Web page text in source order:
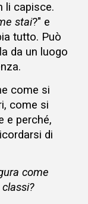
li capisce.
stai?" e
tutto. Può
da un luogo
come si
come si
e perché,
di
come